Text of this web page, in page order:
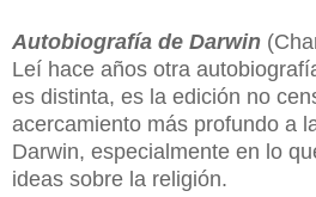
Autobiografía de Darwin
Leí hace años otra
es distinta, es la edición no
acercamiento más profundo a
Darwin, especialmente en lo
ideas sobre la religión.